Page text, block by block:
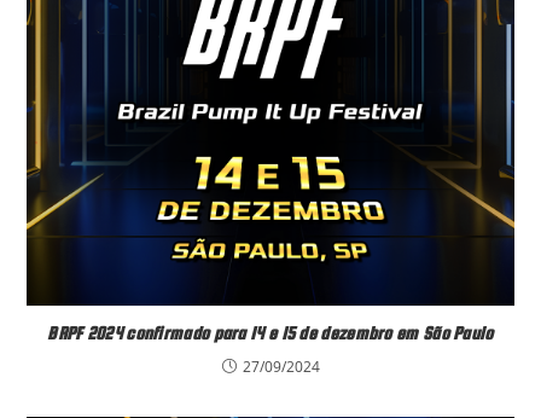
BRPF 2024 confirmado para 14 e 15 de dezembro em São Paulo
27/09/2024